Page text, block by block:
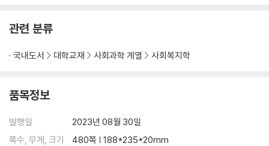
찾아보기
관련 분류
국내도서 대학교재 사회과학 계열 사회복지학
품목정보
발행일
2023년 08월 30일
쪽수, 무게, 크기
480쪽 | 188*235*20mm